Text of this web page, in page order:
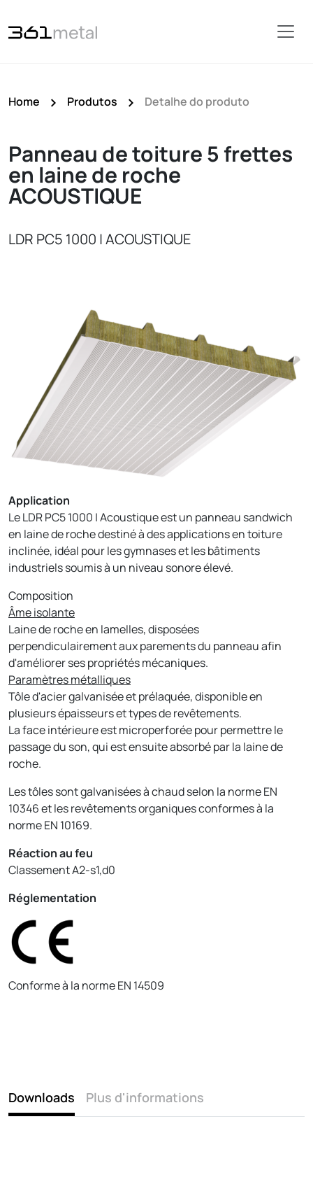
Home Produtos Detalhe do produto
Panneau de toiture 5 frettes
en laine de roche
ACOUSTIQUE
LDR PC5 1000 | ACOUSTIQUE
Application
Le LDR PC5 1000 | Acoustique est un panneau sandwich
en laine de roche destiné à des applications en toiture
inclinée, idéal pour les gymnases et les bâtiments
industriels soumis à un niveau sonore élevé.
Composition
Âme isolante
Laine de roche en lamelles, disposées
perpendiculairement aux parements du panneau afin
d'améliorer ses propriétés mécaniques.
Paramètres métalliques
Tôle d'acier galvanisée et prélaquée, disponible en
plusieurs épaisseurs et types de revêtements.
La face intérieure est microperforée pour permettre le
passage du son, qui est ensuite absorbé par la laine de
roche.
Les tôles sont galvanisées à chaud selon la norme EN
10346 et les revêtements organiques conformes à la
norme EN 10169.
Réaction au feu
Classement A2-s1,d0
Réglementation
Conforme à la norme EN 14509
Downloads Plus d'informations